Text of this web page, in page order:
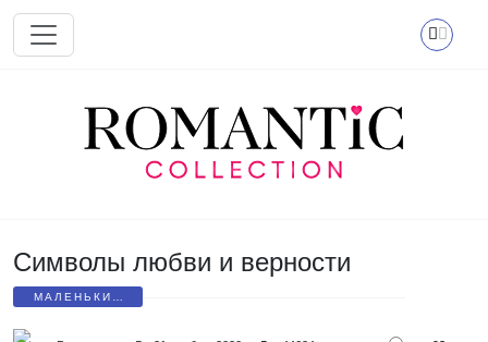
Перейти к основному содержанию
Символы любви и верности
МАЛЕНЬКИЕ